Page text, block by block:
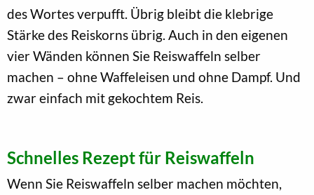
des Wortes verpufft. Übrig bleibt die klebrige
Stärke des Reiskorns übrig. Auch in den eigenen
vier Wänden können Sie Reiswaffeln selber
machen – ohne Waffeleisen und ohne Dampf. Und
zwar einfach mit gekochtem Reis.
Schnelles Rezept für Reiswaffeln
Wenn Sie Reiswaffeln selber machen möchten,